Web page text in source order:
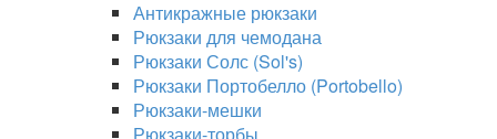
Антикражные рюкзаки
Рюкзаки для чемодана
Рюкзаки Солс (Sol's)
Рюкзаки Портобелло (Portobello)
Рюкзаки-мешки